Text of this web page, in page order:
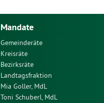
Mandate
Gemeinderäte
Kreisräte
Bezirksräte
Landtagsfraktion
Mia Goller, MdL
Toni Schuberl, MdL